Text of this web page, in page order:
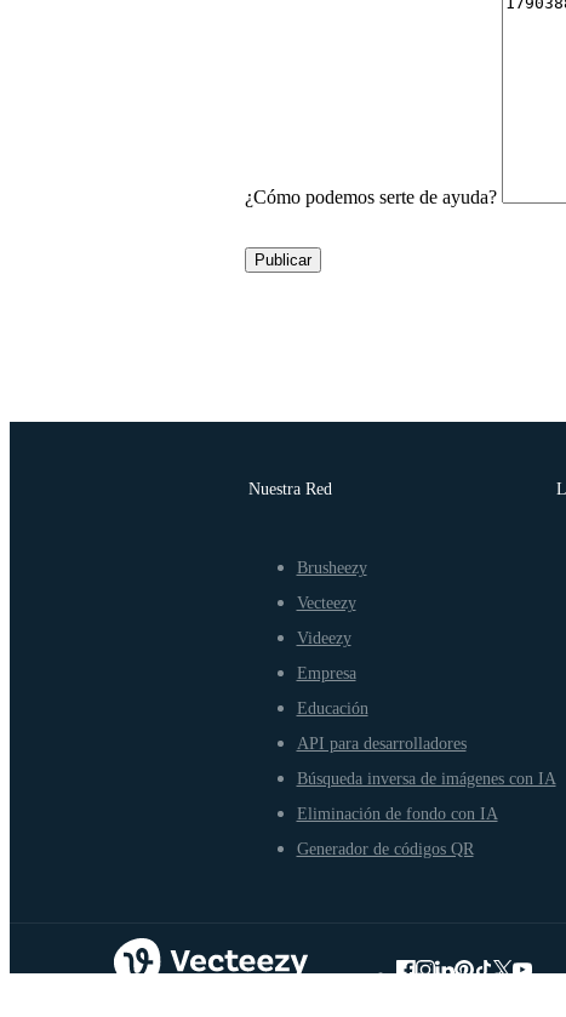
¿Cómo podemos serte de ayuda?
Publicar
Nuestra Red
Brusheezy
Vecteezy
Videezy
Empresa
Educación
API para desarrolladores
Búsqueda inversa de imágenes con IA
Eliminación de fondo con IA
Generador de códigos QR